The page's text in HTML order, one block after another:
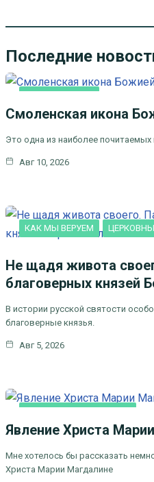
Последние
ЦЕРКОВНЫЕ ПРАЗДНИКИ
Смоленская икона
Это одна из наиболее почитаемых
Авг 10, 2026
КАК МЫ ВЕРУЕМ
Не щадя живота
благоверных князей
В истории русской святости
благоверные князья.
Авг 5, 2026
Явление Христа
Мне хотелось бы рассказать
Христа Марии Магдалине